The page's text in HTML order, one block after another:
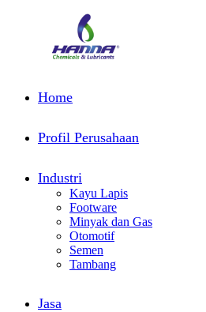
Home
Profil Perusahaan
Industri
Kayu Lapis
Footware
Minyak dan Gas
Otomotif
Semen
Tambang
Jasa